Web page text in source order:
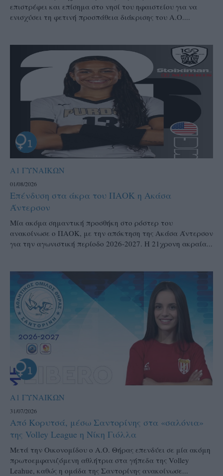
επιστρέφει και επίσημα στο νησί του ηφαιστείου για να
ενισχύσει τη φετινή προσπάθεια διάκρισης του Α.Ο....
Α1 ΓΥΝΑΙΚΩΝ
01/08/2026
Επένδυση στα άκρα του ΠΑΟΚ η Ακάσα
Άντερσον
Μία ακόμα σημαντική προσθήκη στο ρόστερ του
ανακοίνωσε ο ΠΑΟΚ, με την απόκτηση της Ακάσα Άντερσον
για την αγωνιστική περίοδο 2026-2027. Η 21χρονη ακραία...
Α1 ΓΥΝΑΙΚΩΝ
31/07/2026
Από Κορυτσά, μέσω Σαντορίνης στα «σαλόνια»
της Volley League η Νίκη Γιόλλα
Μετά την Οικονομίδου ο Α.Ο. Θήρας επενδύει σε μία ακόμη
πρωτοεμφανιζόμενη αθλήτρια στα γήπεδα της Volley
Leahue, καθώς η ομάδα της Σαντορίνης ανακοίνωσε...